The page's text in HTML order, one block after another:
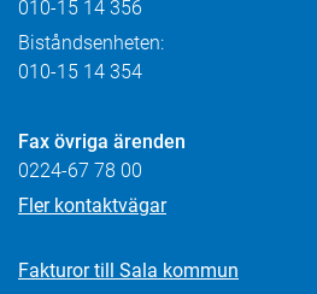
010-15 14 356
Biståndsenheten:
010-15 14 354
Fax övriga ärenden
0224-67 78 00
Fler kontaktvägar
Fakturor till Sala kommun